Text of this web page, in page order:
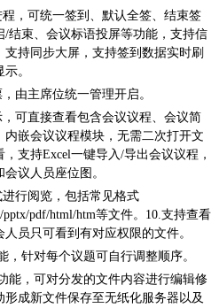
，可统一签到、默认全签、结束签
/结束、会议标语投屏等功能，支持信
持同步大屏，支持签到数据实时刷
。
由主席位统一管理开启。
可直接查看包含会议议程、会议简
内嵌会议议程模块，无需二次打开文
支持Excel一键导入/导出会议议程，
议人员座位图。
行阅览，包括常见格式
pptx/pdf/html/htm等文件。10.支持查看
员只可看到有对应权限的文件。
，针对每个议题可自行调整顺序。
能，可对分发的文件内容进行编辑修
形成新文件保存至无纸化服务器以及